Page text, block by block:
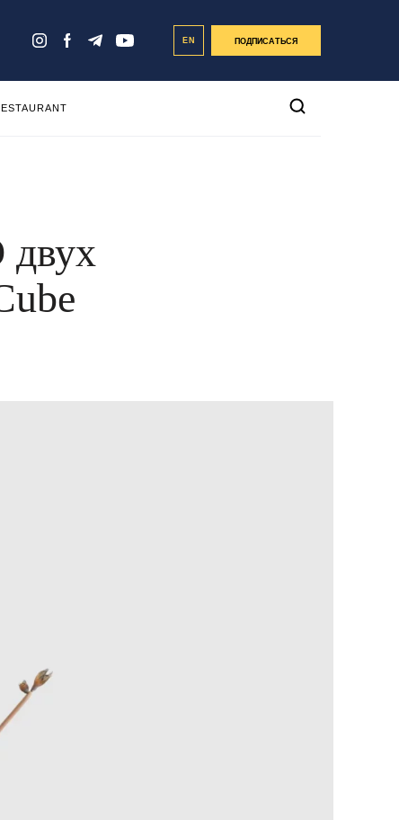
EN ПОДПИСАТЬСЯ
двух